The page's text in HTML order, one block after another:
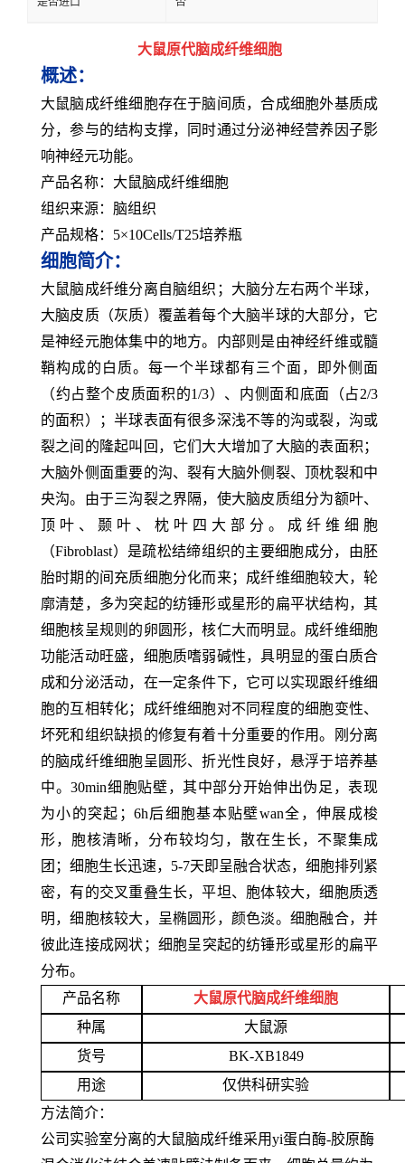
大鼠原代脑成纤维细胞
概述：
大鼠脑成纤维细胞存在于脑间质，合成细胞外基质成
分，参与的结构支撑，同时通过分泌神经营养因子影
响神经元功能。
产品名称：大鼠脑成纤维细胞
组织来源：脑组织
产品规格：5×10Cells/T25培养瓶
细胞简介：
大鼠脑成纤维分离自脑组织；大脑分左右两个半球，
大脑皮质（灰质）覆盖着每个大脑半球的大部分，它
是神经元胞体集中的地方。内部则是由神经纤维或髓
鞘构成的白质。每一个半球都有三个面，即外侧面
（约占整个皮质面积的1/3）、内侧面和底面（占2/3
的面积）；半球表面有很多深浅不等的沟或裂，沟或
裂之间的隆起叫回，它们大大增加了大脑的表面积；
大脑外侧面重要的沟、裂有大脑外侧裂、顶枕裂和中
央沟。由于三沟裂之界隔，使大脑皮质组分为额叶、
顶叶、颞叶、枕叶四大部分。成纤维细胞
（Fibroblast）是疏松结缔组织的主要细胞成分，由胚
胎时期的间充质细胞分化而来；成纤维细胞较大，轮
廓清楚，多为突起的纺锤形或星形的扁平状结构，其
细胞核呈规则的卵圆形，核仁大而明显。成纤维细胞
功能活动旺盛，细胞质嗜弱碱性，具明显的蛋白质合
成和分泌活动，在一定条件下，它可以实现跟纤维细
胞的互相转化；成纤维细胞对不同程度的细胞变性、
坏死和组织缺损的修复有着十分重要的作用。刚分离
的脑成纤维细胞呈圆形、折光性良好，悬浮于培养基
中。30min细胞贴壁，其中部分开始伸出伪足，表现
为小的突起；6h后细胞基本贴壁wan全，伸展成梭
形，胞核清晰，分布较均匀，散在生长，不聚集成
团；细胞生长迅速，5-7天即呈融合状态，细胞排列紧
密，有的交叉重叠生长，平坦、胞体较大，细胞质透
明，细胞核较大，呈椭圆形，颜色淡。细胞融合，并
彼此连接成网状；细胞呈突起的纺锤形或星形的扁平
分布。
产品名称
大鼠原代脑成纤维细胞
种属
大鼠源
货号
BK-XB1849
用途
仅供科研实验
方法简介：
公司实验室分离的大鼠脑成纤维采用yi蛋白酶-胶原酶